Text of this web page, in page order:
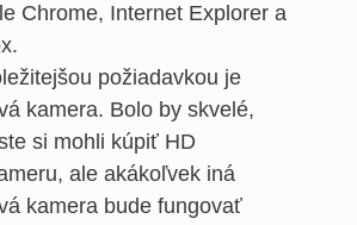
Chrome, Internet Explorer a
požiadavkou je
kamera. Bolo by skvelé,
si mohli kúpiť HD
ale akákoľvek iná
kamera bude fungovať